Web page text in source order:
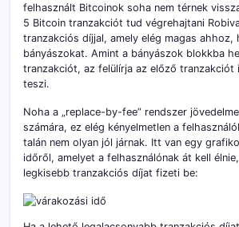
felhasznált Bitcoinok soha nem térnek
5 Bitcoin tranzakciót tud végrehajtani
tranzakciós díjjal, amely elég magas
bányászokat. Amint a bányászok blokkba
tranzakciót, az felülírja az előző tranzakciót
teszi.
Noha a „replace-by-fee” rendszer
számára, ez elég kényelmetlen a
talán nem olyan jól járnak. Itt van egy
időről, amelyet a felhasználónak át kell
legkisebb tranzakciós díjat fizeti be: